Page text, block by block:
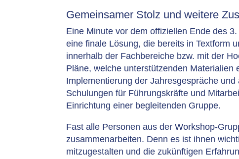
Gemeinsamer Stolz und weitere
Eine Minute vor dem offiziellen Ende des
eine finale Lösung, die bereits in Textform
innerhalb der Fachbereiche bzw. mit der
Pläne, welche unterstützenden
Implementierung der Jahresgespräche
Schulungen für Führungskräfte und
Einrichtung einer begleitenden Gruppe.
Fast alle Personen aus der Workshop-
zusammenarbeiten. Denn es ist ihnen
mitzugestalten und die zukünftigen